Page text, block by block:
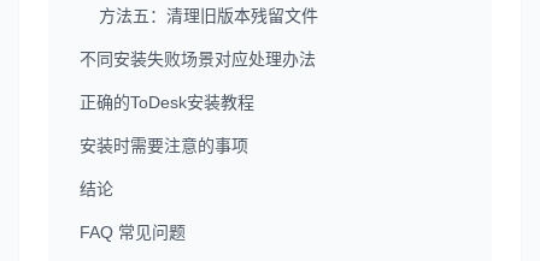
方法五：清理旧版本残留文件
不同安装失败场景对应处理办法
正确的ToDesk安装教程
安装时需要注意的事项
结论
FAQ 常见问题